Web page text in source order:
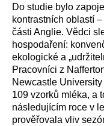
Do studie bylo
kontrastních oblastí
části Anglie. Vědci
hospodaření:
ekologické a
Pracovníci z
Newcastle
109 vzorků mléka, a
následujícím roce v
prověřovala vliv